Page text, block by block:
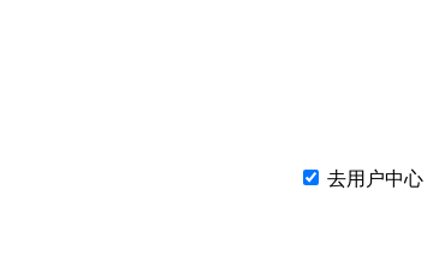
去用户中心